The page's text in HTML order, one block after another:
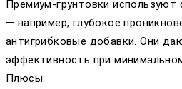
Премиум-грунтовки используют
— например, глубокое
антигрибковые добавки. Они
эффективность при
Плюсы: